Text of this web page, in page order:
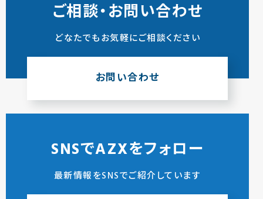
ご相談・お問い合わせ
どなたでもお気軽にご相談ください
お問い合わせ
SNSでAZXをフォロー
最新情報をSNSでご紹介しています